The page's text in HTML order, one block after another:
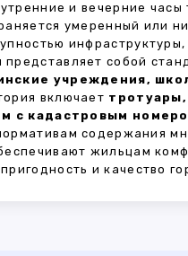
и вечерние
умеренный или
собой
учреждения,
включает
с кадастровым
содержания
жильцам
и качество